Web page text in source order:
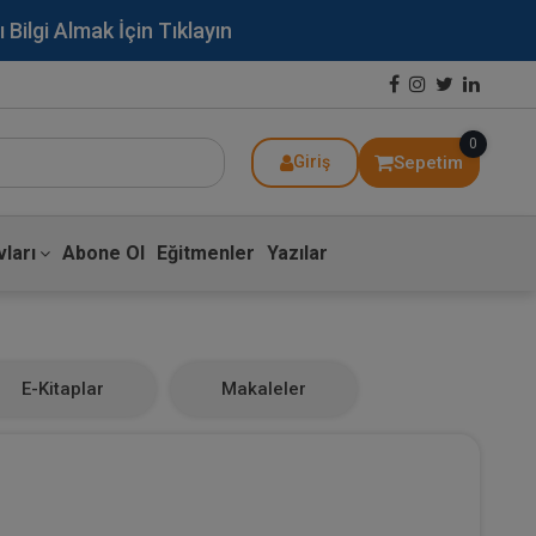
Almak İçin Tıklayın
Giriş Sepetim
0
Abone Ol Eğitmenler Yazılar
E-Kitaplar Makaleler